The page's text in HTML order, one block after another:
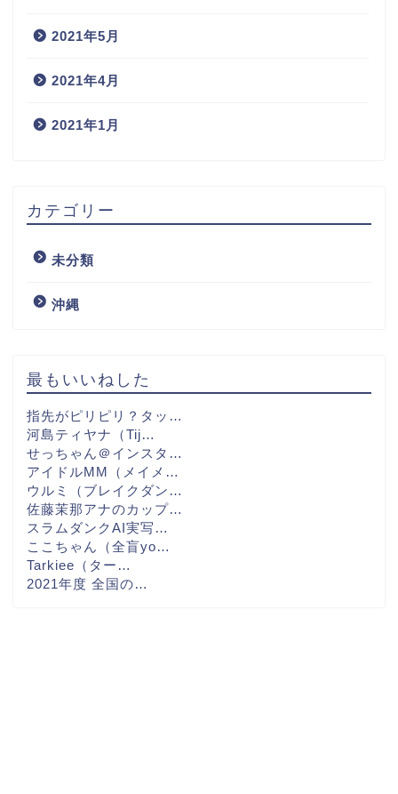
2021年5月
2021年4月
2021年1月
カテゴリー
未分類
沖縄
最もいいねした
指先がピリピリ？タッ…
河島ティヤナ（Tij…
せっちゃん＠インスタ…
アイドルMM（メイメ…
ウルミ（ブレイクダン…
佐藤茉那アナのカップ…
スラムダンクAI実写…
ここちゃん（全盲yo…
Tarkiee（ター…
2021年度 全国の…